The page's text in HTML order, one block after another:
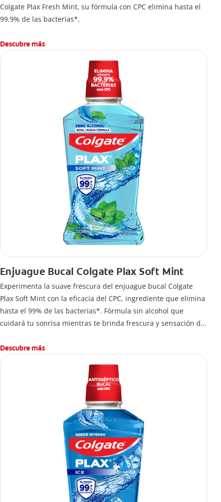
Colgate Plax Fresh Mint, su fórmula con CPC elimina hasta el
99.9% de las bacterias*.
Descubre más
Enjuague Bucal Colgate Plax Soft Mint
Experimenta la suave frescura del enjuague bucal Colgate
Plax Soft Mint con la eficacia del CPC, ingrediente que elimina
hasta el 99% de las bacterias*. Fórmula sin alcohol que
cuidará tu sonrisa mientras te brinda frescura y sensación de
Descubre más